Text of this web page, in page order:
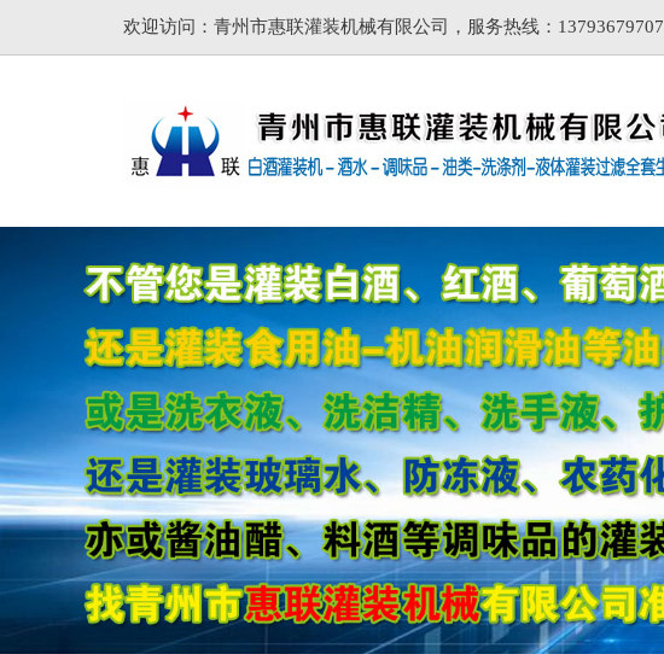
欢迎访问：青州市惠联灌装机械有限公司，服务热线：13793679707